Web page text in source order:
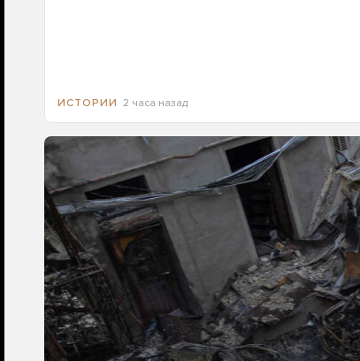
ИСТОРИИ 2 часа назад